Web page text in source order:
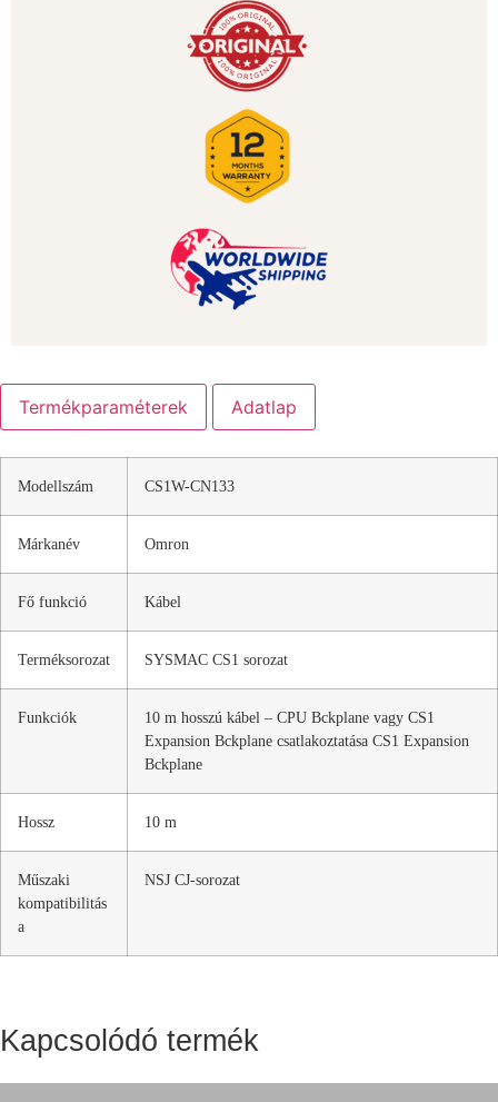
Termékparaméterek Adatlap
Modellszám CS1W-CN133
Márkanév Omron
Fő funkció Kábel
Terméksorozat SYSMAC CS1 sorozat
Funkciók
10 m hosszú kábel – CPU Bckplane vagy CS1
Expansion Bckplane csatlakoztatása CS1 Expansion
Bckplane
Hossz 10 m
Műszaki
kompatibilitás
a
NSJ CJ-sorozat
Kapcsolódó termék